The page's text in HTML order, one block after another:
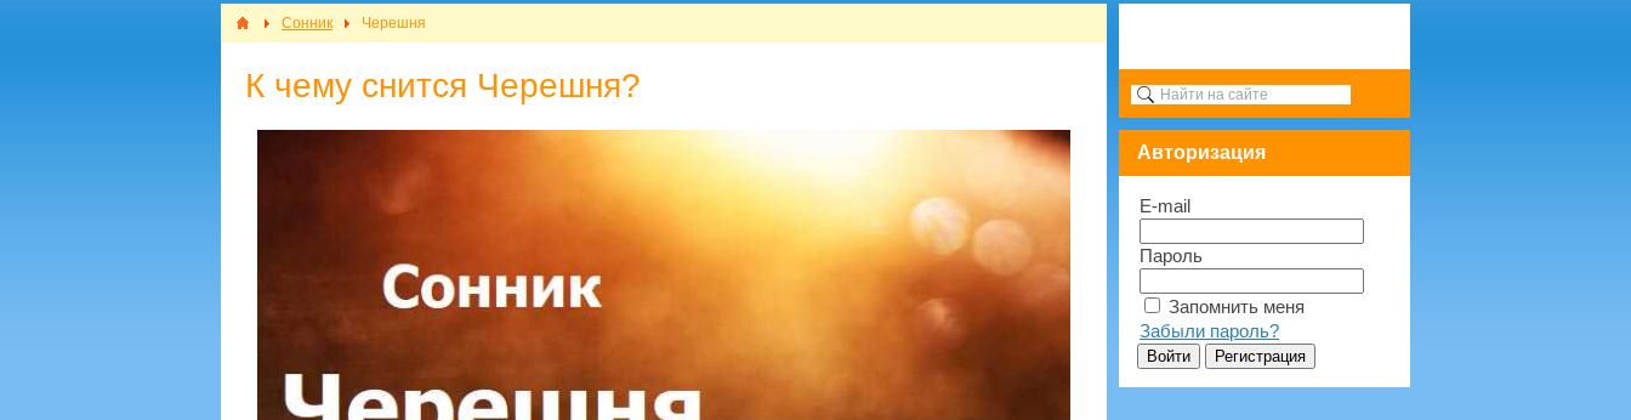
Сонник Черешня
К чему снится Черешня?
Авторизация
E-mail
Пароль
Запомнить меня
Забыли пароль?